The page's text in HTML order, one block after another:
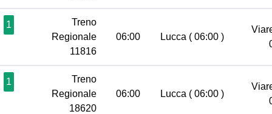
1
Treno
Regionale
11816
06:00 Lucca ( 06:00 )
1
Treno
Regionale
18620
06:00 Lucca ( 06:00 )